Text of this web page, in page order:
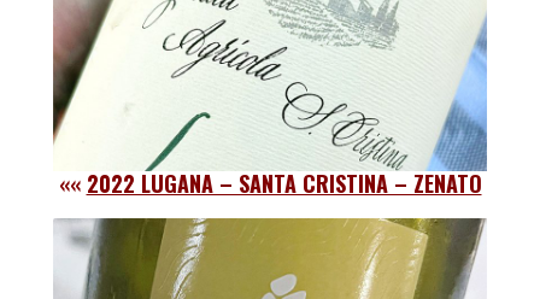
«« 2022 LUGANA – SANTA CRISTINA – ZENATO